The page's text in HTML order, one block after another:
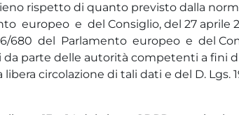
rispetto di quanto previsto dalla
europeo e del Consiglio, del 27
680 del Parlamento europeo e del
parte delle autorità competenti a
circolazione di tali dati e del D.